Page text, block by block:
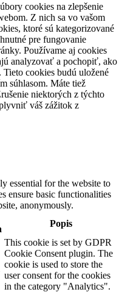
cookies na zlepšenie
Z nich sa vo vašom
ktoré sú kategorizované
pre fungovanie
Používame aj cookies
analyzovať a pochopiť, ako
cookies budú uložené
súhlasom. Máte tiež
niektorých z týchto
váš zážitok z
essential for the website to
ensure basic functionalities
anonymously.
Popis
This cookie is set by GDPR
Cookie Consent plugin. The
cookie is used to store the
user consent for the cookies
in the category "Analytics".